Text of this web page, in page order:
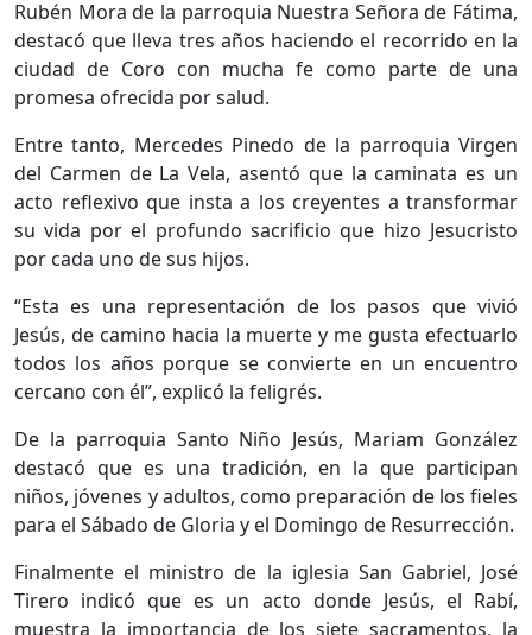
Rubén Mora de la parroquia Nuestra Señora de Fátima,
destacó que lleva tres años haciendo el recorrido en la
ciudad de Coro con mucha fe como parte de una
promesa ofrecida por salud.
Entre tanto, Mercedes Pinedo de la parroquia Virgen
del Carmen de La Vela, asentó que la caminata es un
acto reflexivo que insta a los creyentes a transformar
su vida por el profundo sacrificio que hizo Jesucristo
por cada uno de sus hijos.
“Esta es una representación de los pasos que vivió
Jesús, de camino hacia la muerte y me gusta efectuarlo
todos los años porque se convierte en un encuentro
cercano con él”, explicó la feligrés.
De la parroquia Santo Niño Jesús, Mariam González
destacó que es una tradición, en la que participan
niños, jóvenes y adultos, como preparación de los fieles
para el Sábado de Gloria y el Domingo de Resurrección.
Finalmente el ministro de la iglesia San Gabriel, José
Tirero indicó que es un acto donde Jesús, el Rabí,
muestra la importancia de los siete sacramentos, la